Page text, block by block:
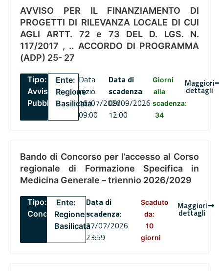
AVVISO PER IL FINANZIAMENTO DI
PROGETTI DI RILEVANZA LOCALE DI CUI
AGLI ARTT. 72 e 73 DEL D. LGS. N.
117/2017 , .. ACCORDO DI PROGRAMMA
(ADP) 25- 27
Tipo:
Avviso
Pubblico
Ente:
Regione
Basilicata
Data
inizio:
16/07/2026
09:00
Data di
scadenza:
09/09/2026
12:00
Giorni
alla
scadenza:
34
Maggiori
dettagli
Bando di Concorso per l’accesso al Corso
regionale di Formazione Specifica in
Medicina Generale – triennio 2026/2029
Tipo:
Concorsi
Ente:
Regione
Basilicata
Data di
scadenza:
27/07/2026
23:59
Scaduto
da:
10
giorni
Maggiori
dettagli